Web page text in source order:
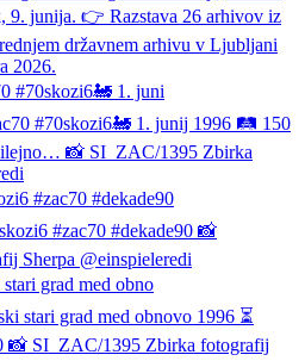
#70skozi6🚂 1. juni
#zac70 #dekade90
grad med obno